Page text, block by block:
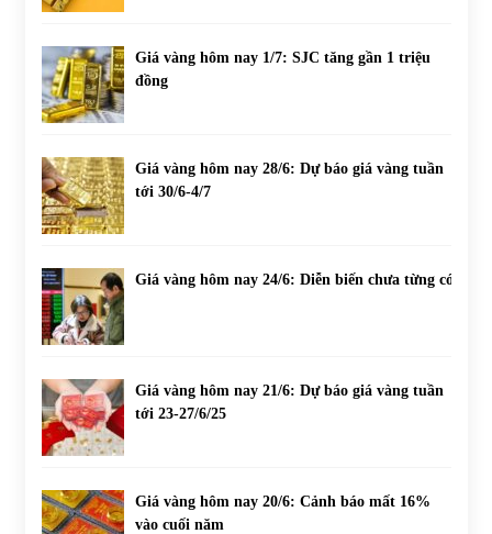
Giá vàng hôm nay 1/7: SJC tăng gần 1 triệu
đồng
Giá vàng hôm nay 28/6: Dự báo giá vàng tuần
tới 30/6-4/7
Giá vàng hôm nay 24/6: Diễn biến chưa từng có
Giá vàng hôm nay 21/6: Dự báo giá vàng tuần
tới 23-27/6/25
Giá vàng hôm nay 20/6: Cảnh báo mất 16%
vào cuối năm